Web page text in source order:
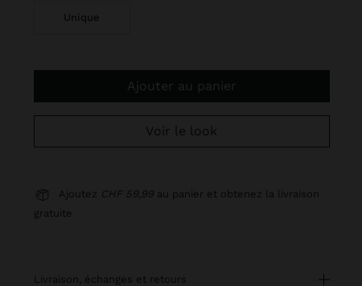
Unique
Ajouter au panier
Voir le look
Ajoutez CHF 59,99 au panier et obtenez la livraison
gratuite
livraison, échanges et retours